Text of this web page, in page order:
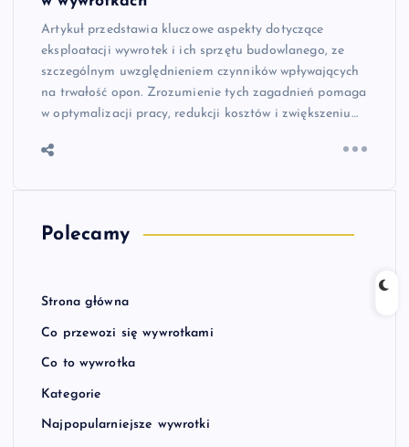
Artykuł przedstawia kluczowe aspekty dotyczące
eksploatacji wywrotek i ich sprzętu budowlanego, ze
szczególnym uwzględnieniem czynników wpływających
na trwałość opon. Zrozumienie tych zagadnień pomaga
w optymalizacji pracy, redukcji kosztów i zwiększeniu…
Polecamy
Strona główna
Co przewozi się wywrotkami
Co to wywrotka
Kategorie
Najpopularniejsze wywrotki